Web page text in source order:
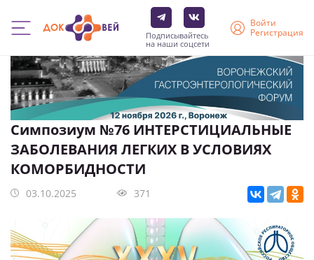
Перейти
основному
содержанию
Подписывайтесь
на наши соцсети
Войти
Регистрация
Симпозиум №76 ИНТЕРСТИЦИАЛЬНЫЕ
ЗАБОЛЕВАНИЯ ЛЕГКИХ В УСЛОВИЯХ
КОМОРБИДНОСТИ
03.10.2025 371